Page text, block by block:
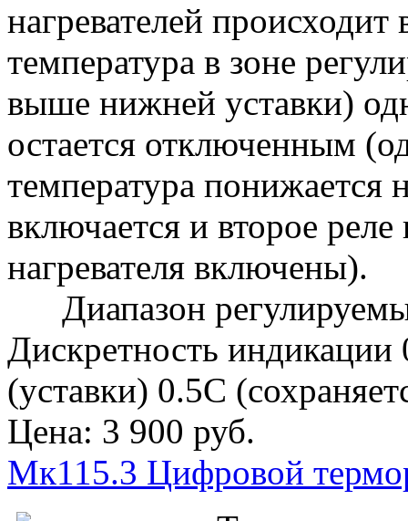
нагревателей
температура в зоне
выше нижней уставки)
остается отключенным
температура понижается
включается и второе реле
нагревателя включены).
Диапазон
Дискретность индикации
(уставки) 0.5С
Цена: 3 900 руб.
Мк115.3 Цифровой